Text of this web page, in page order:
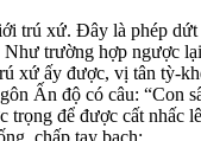
trú xứ. Đây là phép
trường hợp ngược
xứ ấy được, vị tân tỳ-
Ấn độ có câu:
để được cất